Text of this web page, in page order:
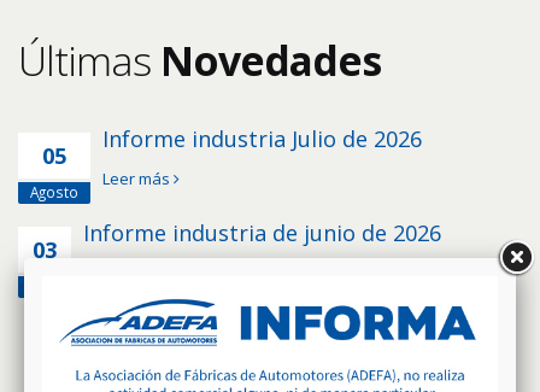
Últimas Novedades
05
Agosto
Informe industria Julio de 2026
Leer más
03
Informe industria de junio de 2026